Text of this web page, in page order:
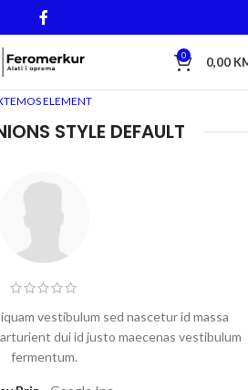
0 0,00
ELEMENT
STYLE DEFAULT
vestibulum sed nascetur id massa
dui id justo maecenas vestibulum
fermentum.